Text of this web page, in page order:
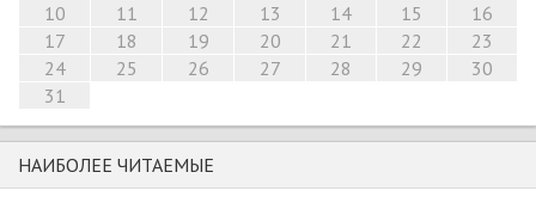
10
11 12 13 14 15
16
17
18 19 20 21 22
23
24
25 26 27 28 29
30
31
НАИБОЛЕЕ ЧИТАЕМЫЕ